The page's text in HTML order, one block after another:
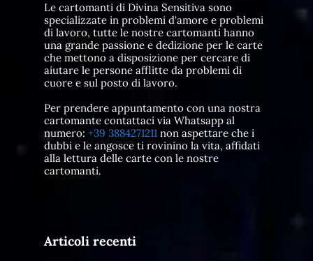
Le cartomanti di Divina Sensitiva sono
specializzate in problemi d'amore e problemi
di lavoro, tutte le nostre cartomanti hanno
una grande passione e dedizione per le carte
che mettono a disposizione per cercare di
aiutare le persone afflitte da problemi di
cuore e sul posto di lavoro.
Per prendere appuntamento con una nostra
cartomante contattaci via Whatsapp al
numero: +39 3884271211non aspettare che i
dubbi e le angosce ti rovinino la vita, affidati
alla lettura delle carte con le nostre
cartomanti.
Articoli recenti